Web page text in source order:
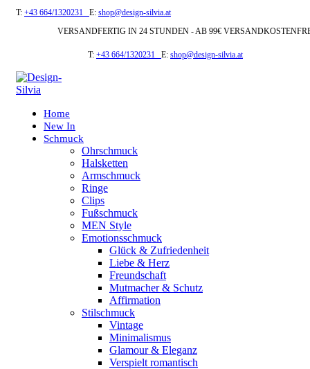
T: +43 664/1320231 E: shop@design-silvia.at
VERSANDFERTIG IN 24 STUNDEN - AB 99€
T: +43 664/1320231 E: shop@design-silvia.at
Home
New In
Schmuck
Ohrschmuck
Halsketten
Armschmuck
Ringe
Clips
Fußschmuck
MEN Style
Emotionsschmuck
Glück & Zufriedenheit
Liebe & Herz
Freundschaft
Mutmacher & Schutz
Affirmation
Stilschmuck
Vintage
Minimalismus
Glamour & Eleganz
Verspielt romantisch